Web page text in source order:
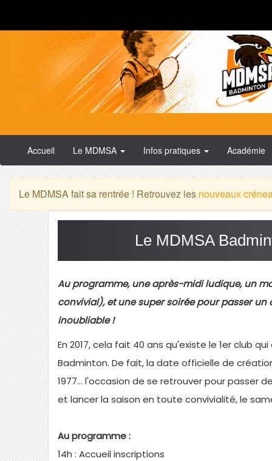
Accueil Le MDMSA Infos pratiques Académie
Le MDMSA fait sa rentrée ! Retrouvez les nouveaux
Le MDMSA
Au programme, une après-midi ludique, un
convivial), et une super soirée pour passer un
inoubliable !
En 2017, cela fait 40 ans qu'existe le 1er club qui
Badminton. De fait, la date officielle de
1977... l'occasion de se retrouver pour passer
et lancer la saison en toute convivialité, le
Au programme :
14h : Accueil inscriptions